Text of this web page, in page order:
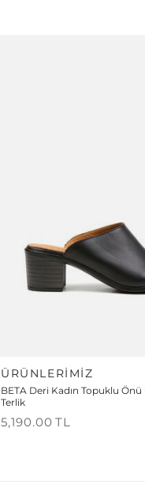
ÜRÜNLERIMIZ
BETA Deri Kadın Topuklu Önü
Terlik
5,190.00 TL